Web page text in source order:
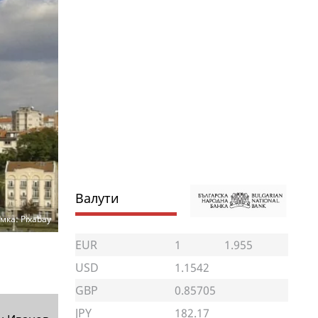
Pixabay
Валути
EUR 1
1.955
USD
1.1542
GBP
0.85705
JPY
182.17